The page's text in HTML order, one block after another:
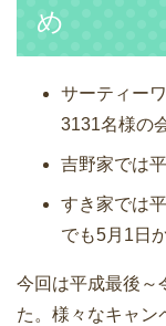
め
サーティー
3131名様の
吉野家では
すき家では
でも5月1日
今回は平成最後～
た。様々なキャン